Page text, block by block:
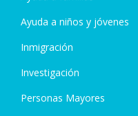
Ayuda a niños y jóvenes
Inmigración
Investigación
Personas Mayores